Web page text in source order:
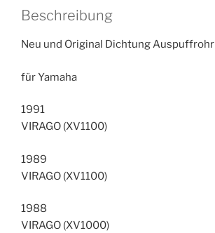
00
Beschreibung
Neu und Original Dichtung Auspuffrohr
für Yamaha
1991
VIRAGO (XV1100)
1989
VIRAGO (XV1100)
1988
VIRAGO (XV1000)